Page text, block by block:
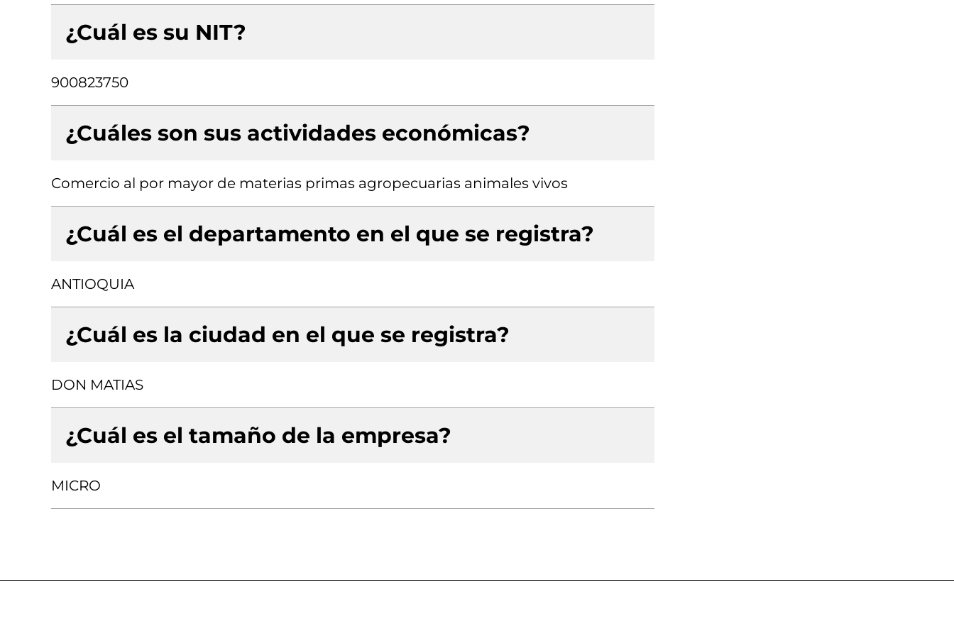
¿Cuál es su NIT?
900823750
¿Cuáles son sus actividades económicas?
Comercio al por mayor de materias primas agropecuarias animales vivos
¿Cuál es el departamento en el que se registra?
ANTIOQUIA
¿Cuál es la ciudad en el que se registra?
DON MATIAS
¿Cuál es el tamaño de la empresa?
MICRO